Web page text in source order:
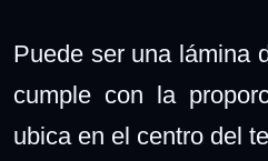
Puede ser una lámina
cumple con la
ubica en el centro del